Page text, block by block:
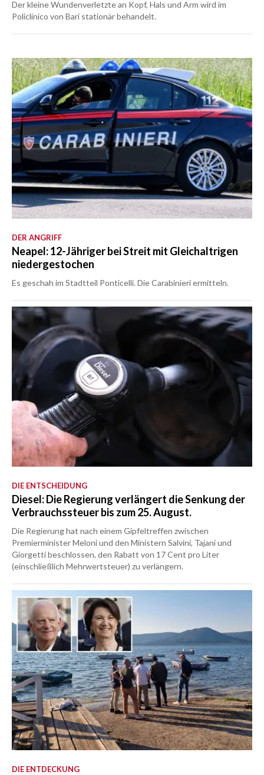
Der kleine Wundenverletzte an Kopf, Hals und Arm wird im
Policlinico von Bari stationär behandelt.
DER ANGRIFF
Neapel: 12-Jähriger bei Streit mit Gleichaltrigen
niedergestochen
Es geschah im Stadtteil Ponticelli. Die Carabinieri ermitteln.
DIE ENTSCHEIDUNG
Diesel: Die Regierung verlängert die Senkung der
Verbrauchssteuer bis zum 25. August.
Die Regierung hat nach einem Gipfeltreffen zwischen
Premierminister Meloni und den Ministern Salvini, Tajani und
Giorgetti beschlossen, den Rabatt von 17 Cent pro Liter
(einschließlich Mehrwertsteuer) zu verlängern.
DIE ENTDECKUNG